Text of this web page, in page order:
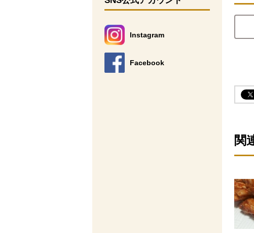
Instagram
別のウィンドウで開きます。
Facebook
別のウィンドウで開きます。
関